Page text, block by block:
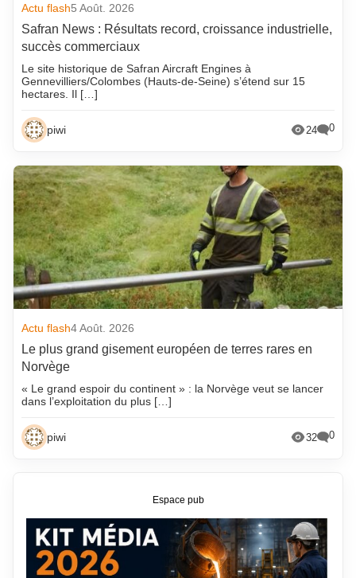
Actu flash5 Août. 2026
Safran News : Résultats record, croissance industrielle,
succès commerciaux
Le site historique de Safran Aircraft Engines à
Gennevilliers/Colombes (Hauts-de-Seine) s’étend sur 15
hectares. Il […]
piwi 24 0
Actu flash4 Août. 2026
Le plus grand gisement européen de terres rares en
Norvège
« Le grand espoir du continent » : la Norvège veut se lancer
dans l’exploitation du plus […]
piwi 32 0
Espace pub